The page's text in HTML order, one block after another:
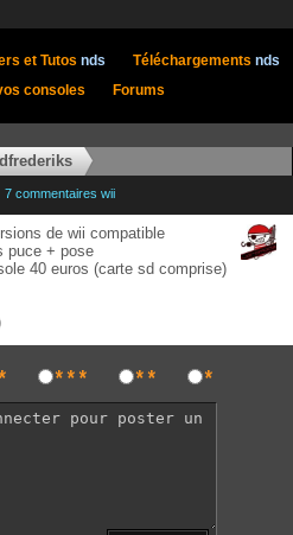
et Tutos nds Téléchargements nds
consoles
Forums
7 commentaires wii
de wii compatible
puce + pose
40 euros (carte sd comprise)
*** ** *